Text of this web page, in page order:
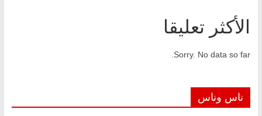
الأكثر تعليقا
Sorry. No data so far.
ناس وناس